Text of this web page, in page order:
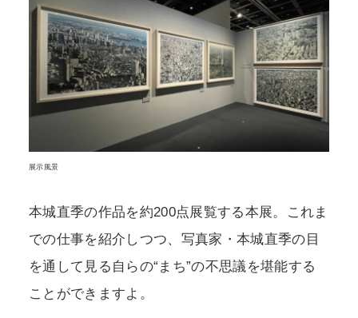
展示風景
本城直季の作品を約200点展覧する本展。これま
での仕事を紹介しつつ、写真家・本城直季の目
を通して見る自らの“まち”の不思議を堪能する
ことができますよ。